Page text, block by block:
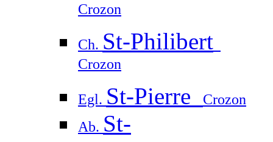
Crozon
Ch. St-Philibert
Crozon
Egl. St-Pierre
Crozon
Ab. St-